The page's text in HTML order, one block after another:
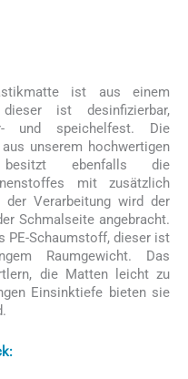
ist aus einem
dieser ist desinfizierbar,
und speichelfest. Die
unserem hochwertigen
besitzt ebenfalls die
mit zusätzlich
der Verarbeitung wird der
Schmalseite angebracht.
PE-Schaumstoff, dieser ist
Raumgewicht. Das
die Matten leicht zu
Einsinktiefe bieten sie